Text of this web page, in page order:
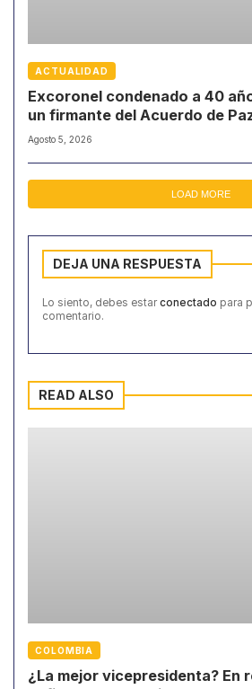
ACTUALIDAD
Excoronel condenado a 40
un firmante del Acuerdo de
Agosto 5, 2026
LOAD MORE
DEJA UNA RESPUESTA
Lo siento, debes estar conectado para
comentario.
READ ALSO
COLOMBIA
¿La mejor vicepresidenta? En